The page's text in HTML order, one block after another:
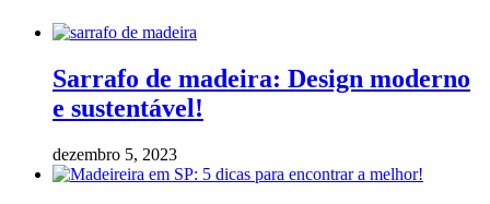
Sarrafo de madeira: Design moderno
e sustentável!
dezembro 5, 2023